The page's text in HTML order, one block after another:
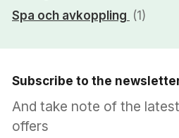
Spa och avkoppling (1)
Subscribe to the
And take note of the
offers